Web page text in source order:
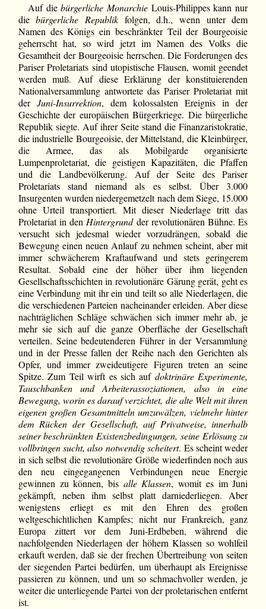
Auf diebürgerliche Monarchie Louis-Philippes kann nur
diebürgerliche Republik folgen, d.h., wenn unter dem
Namen des Königs ein beschränkter Teil der Bourgeoisie
geherrscht hat, so wird jetzt im Namen des Volks die
Gesamtheit der Bourgeoisie herrschen. Die Forderungen des
Pariser Proletariats sind utopistische Flausen, womit geendet
werden muß. Auf diese Erklärung der konstituierenden
Nationalversammlung antwortete das Pariser Proletariat mit
der Juni-Insurrektion, dem kolossalsten Ereignis in der
Geschichte der europäischen Bürgerkriege. Die bürgerliche
Republik siegte. Auf ihrer Seite stand die Finanzaristokratie,
die industrielle Bourgeoisie, der Mittelstand, die Kleinbürger,
die Armee, das als Mobilgarde organisierte
Lumpenproletariat, die geistigen Kapazitäten, die Pfaffen
und die Landbevölkerung. Auf der Seite des Pariser
Proletariats stand niemand als es selbst. Über 3.000
Insurgenten wurden niedergemetzelt nach dem Siege, 15.000
ohne Urteil transportiert. Mit dieser Niederlage tritt das
Proletariat in den Hintergrundder revolutionären Bühne. Es
versucht sich jedesmal wieder vorzudrängen, sobald die
Bewegung einen neuen Anlauf zu nehmen scheint, aber mit
immer schwächerem Kraftaufwand und stets geringerem
Resultat. Sobald eine der höher über ihm liegenden
Gesellschaftsschichten in revolutionäre Gärung gerät, geht es
eine Verbindung mit ihr ein und teilt so alle Niederlagen, die
die verschiedenen Parteien nacheinander erleiden. Aber diese
nachträglichen Schläge schwächen sich immer mehr ab, je
mehr sie sich auf die ganze Oberfläche der Gesellschaft
verteilen. Seine bedeutenderen Führer in der Versammlung
und in der Presse fallen der Reihe nach den Gerichten als
Opfer, und immer zweideutigere Figuren treten an seine
Spitze. Zum Teil wirft es sich auf doktrinäre Experimente,
Tauschbanken und Arbeiterassoziationen, also in eine
Bewegung, worin es darauf verzichtet, die alte Welt mit ihren
eigenen großen Gesamtmitteln umzuwälzen, vielmehr hinter
dem Rücken der Gesellschaft, auf Privatweise, innerhalb
seiner beschränkten Existenzbedingungen, seine Erlösung zu
vollbringen sucht, also notwendig scheitert. Es scheint weder
in sich selbst die revolutionäre Größe wiederfinden noch aus
den neu eingegangenen Verbindungen neue Energie
gewinnen zu können, bis alle Klassen, womit es im Juni
gekämpft, neben ihm selbst platt darniederliegen. Aber
wenigstens erliegt es mit den Ehren des großen
weltgeschichtlichen Kampfes; nicht nur Frankreich, ganz
Europa zittert vor dem Juni-Erdbeben, während die
nachfolgenden Niederlagen der höhern Klassen so wohlfeil
erkauft werden, daß sie der frechen Übertreibung von seiten
der siegenden Partei bedürfen, um überhaupt als Ereignisse
passieren zu können, und um so schmachvoller werden, je
weiter die unterliegende Partei von der proletarischen entfernt
ist.